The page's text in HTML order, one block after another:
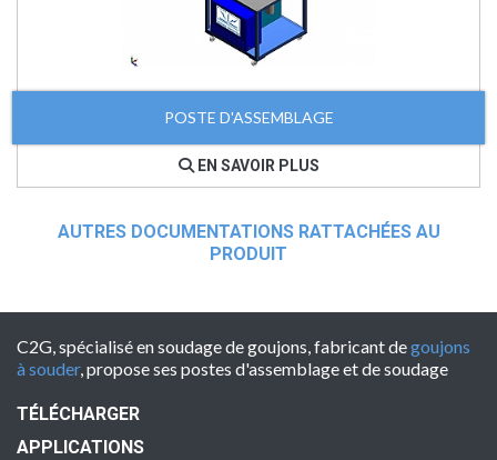
POSTE D'ASSEMBLAGE
EN SAVOIR PLUS
AUTRES DOCUMENTATIONS RATTACHÉES AU
PRODUIT
C2G, spécialisé en soudage de goujons, fabricant degoujons
à souder, propose ses postes d'assemblage et de soudage
TÉLÉCHARGER
APPLICATIONS